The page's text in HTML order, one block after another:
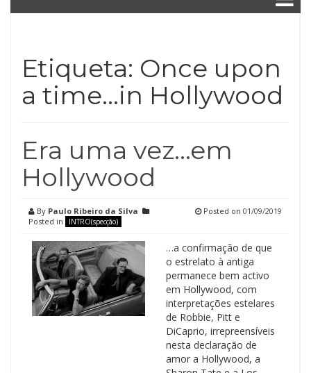
Etiqueta: Once upon
a time…in Hollywood
Era uma vez…em
Hollywood
By Paulo Ribeiro da Silva
Posted in
INTRO(specção)
Posted on 01/09/2019
…a confirmação de que
o estrelato à antiga
permanece bem activo
em Hollywood, com
interpretações estelares
de Robbie, Pitt e
DiCaprio, irrepreensíveis
nesta declaração de
amor a Hollywood, a